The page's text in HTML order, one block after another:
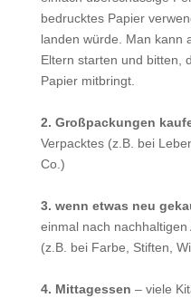
bedrucktes Papier
landen würde. Man kann
Eltern starten und bitten,
Papier mitbringt.
2. Großpackungen
Verpacktes (z.B. bei
Co.)
3. wenn etwas neu
einmal nach
(z.B. bei Farbe, Stiften,
4. Mittagessen – viele